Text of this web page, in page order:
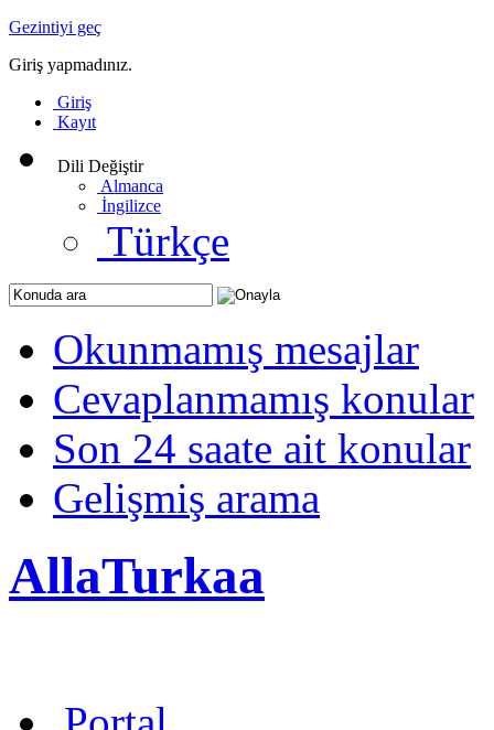
Gezintiyi geç
Giriş yapmadınız.
Giriş
Kayıt
Dili Değiştir
Almanca
İngilizce
Türkçe
Okunmamış mesajlar
Cevaplanmamış konular
Son 24 saate ait konular
Gelişmiş arama
AllaTurkaa